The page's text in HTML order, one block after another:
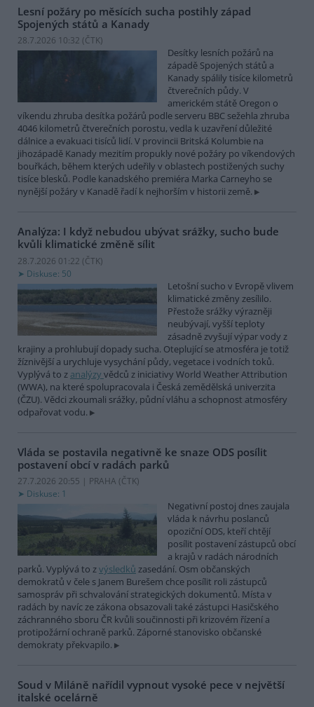
Lesní požáry po měsících sucha postihly západ
Spojených států a Kanady
28.7.2026 10:32 (ČTK)
Desítky lesních požárů na
západě Spojených států a
Kanady spálily tisíce kilometrů
čtverečních půdy. V
americkém státě Oregon o
víkendu zhruba desítka požárů podle serveru BBC sežehla zhruba
4046 kilometrů čtverečních porostu, vedla k uzavření důležité
dálnice a evakuaci tisíců lidí. V provincii Britská Kolumbie na
jihozápadě Kanady mezitím propukly nové požáry po víkendových
bouřkách, během kterých udeřily v oblastech postižených suchy
tisíce blesků. Podle kanadského premiéra Marka Carneyho se
nynější požáry v Kanadě řadí k nejhorším v historii země.
Analýza: I když nebudou ubývat srážky, sucho bude
kvůli klimatické změně sílit
28.7.2026 01:22 (ČTK)
Diskuse: 50
Letošní sucho v Evropě vlivem
klimatické změny zesílilo.
Přestože srážky výrazněji
neubývají, vyšší teploty
zásadně zvyšují výpar vody z
krajiny a prohlubují dopady sucha. Oteplující se atmosféra je totiž
žíznivější a urychluje vysychání půdy, vegetace i vodních toků.
Vyplývá to z analýzy vědců z iniciativy World Weather Attribution
(WWA), na které spolupracovala i Česká zemědělská univerzita
(ČZU). Vědci zkoumali srážky, půdní vláhu a schopnost atmosféry
odpařovat vodu.
Vláda se postavila negativně ke snaze ODS posílit
postavení obcí v radách parků
27.7.2026 20:55 | PRAHA (ČTK)
Diskuse: 1
Negativní postoj dnes zaujala
vláda k návrhu poslanců
opoziční ODS, kteří chtějí
posílit postavení zástupců obcí
a krajů v radách národních
parků. Vyplývá to zvýsledků zasedání. Osm občanských
demokratů v čele s Janem Burešem chce posílit roli zástupců
samospráv při schvalování strategických dokumentů. Místa v
radách by navíc ze zákona obsazovali také zástupci Hasičského
záchranného sboru ČR kvůli součinnosti při krizovém řízení a
protipožární ochraně parků. Záporné stanovisko občanské
demokraty překvapilo.
Soud v Miláně nařídil vypnout vysoké pece v největší
italské ocelárně